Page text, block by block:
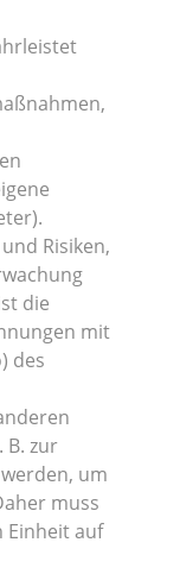
Risiken,
die
mit
des
B. zur
um
muss
Einheit auf